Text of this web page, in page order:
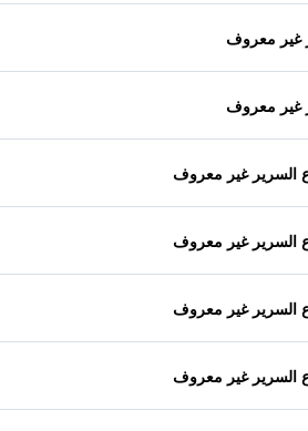
غير معروف
غير معروف